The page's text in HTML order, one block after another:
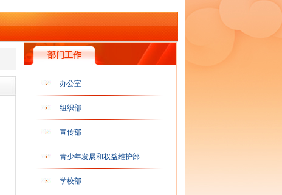
部门工作
办公室
组织部
宣传部
青少年发展和权益维护部
学校部